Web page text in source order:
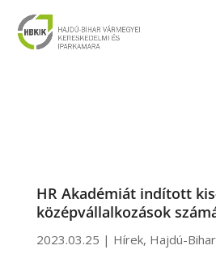
HR Akadémiát indított
középvállalkozások
2023.03.25 | Hírek, Hajdú-Bihar